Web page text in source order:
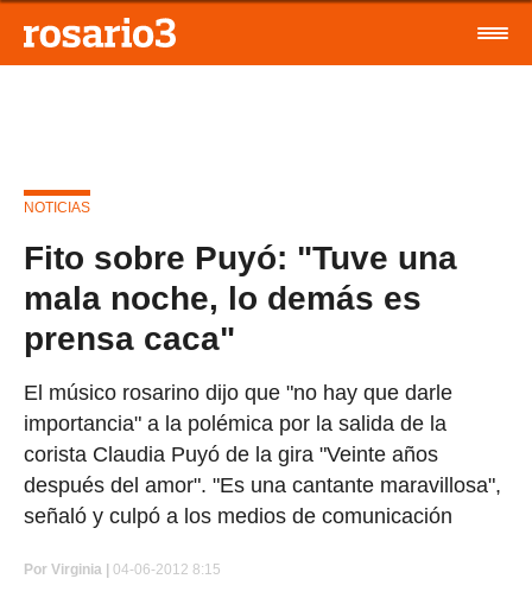
NOTICIAS
Fito sobre Puyó: "Tuve una
mala noche, lo demás es
prensa caca"
El músico rosarino dijo que "no hay que darle
importancia" a la polémica por la salida de la
corista Claudia Puyó de la gira "Veinte años
después del amor". "Es una cantante maravillosa",
señaló y culpó a los medios de comunicación
Por Virginia | 04-06-2012 8:15